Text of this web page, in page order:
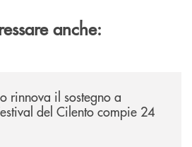
anche:
rinnova il sostegno a
del Cilento compie 24